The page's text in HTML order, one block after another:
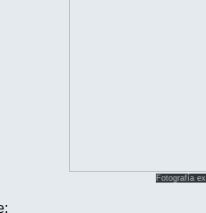
Fotografía